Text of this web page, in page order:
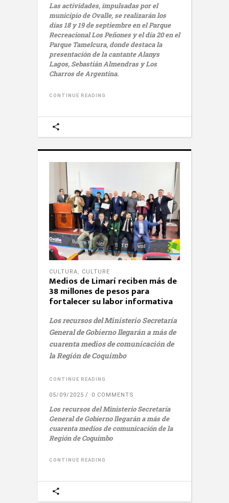
Las actividades, impulsadas por el
municipio de Ovalle, se realizarán los
días 18 y 19 de septiembre en el Parque
Recreacional Los Peñones y el día 20 en el
Parque Tamelcura, donde destaca la
presentación de la cantante Alanys
Lagos, Sebastián Almendras y Los
Charros de Argentina.
CONTINUE READING
CULTURA, CULTURE
Medios de Limarí reciben más de
38 millones de pesos para
fortalecer su labor informativa
Los recursos del Ministerio Secretaría
General de Gobierno llegarán a más de
cuarenta medios de comunicación de
la Región de Coquimbo
CONTINUE READING
05/09/2025 0 COMMENTS
Los recursos del Ministerio Secretaría
General de Gobierno llegarán a más de
cuarenta medios de comunicación de la
Región de Coquimbo
CONTINUE READING